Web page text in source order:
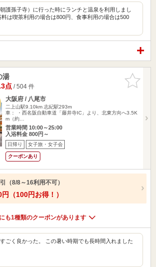
護孫子寺）に行った時にランチと温泉を利用しまし
料は喫茶利用の場合は800円、食事利用の場合は500
お気に入
りに追加
湯
点/ 504 件
大阪府 / 八尾市
二上山駅9.10km 志紀駅293m
車： ・西名阪自動車道「藤井寺IC」より、北東方向へ3.5K
m（約…
営業時間 10:00～25:00
入浴料金 800円～
日帰り 女子旅・女子会
クーポンあり
（8/8～16利用不可）
（100円お得！）
も1種類のクーポンがあります
ごく良かった。 この暑い時期でも長時間入れました